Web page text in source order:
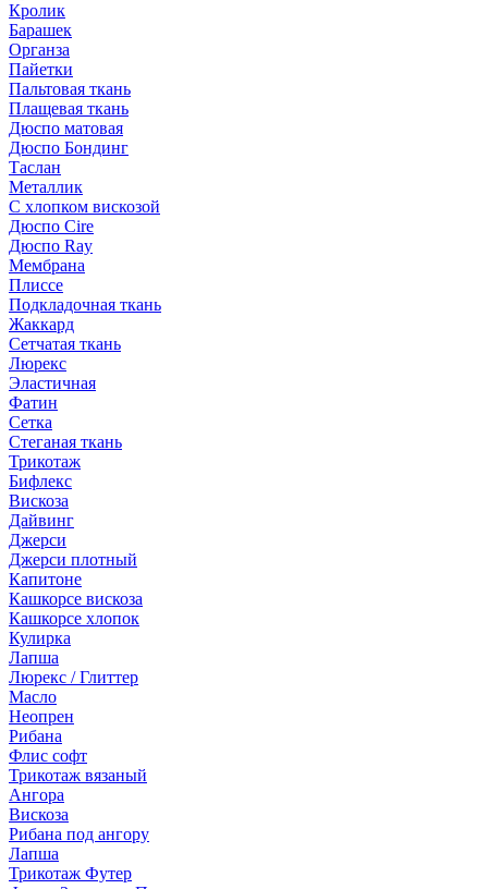
Кролик
Барашек
Органза
Пайетки
Пальтовая ткань
Плащевая ткань
Дюспо матовая
Дюспо Бондинг
Таслан
Металлик
С хлопком вискозой
Дюспо Cire
Дюспо Ray
Мембрана
Плиссе
Подкладочная ткань
Жаккард
Сетчатая ткань
Люрекс
Эластичная
Фатин
Сетка
Стеганая ткань
Трикотаж
Бифлекс
Вискоза
Дайвинг
Джерси
Джерси плотный
Капитоне
Кашкорсе вискоза
Кашкорсе хлопок
Кулирка
Лапша
Люрекс / Глиттер
Масло
Неопрен
Рибана
Флис софт
Трикотаж вязаный
Ангора
Вискоза
Рибана под ангору
Лапша
Трикотаж Футер